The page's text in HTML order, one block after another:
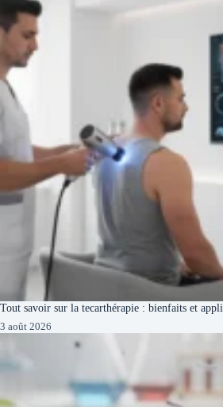
Tout savoir sur la tecarthérapie : bienfaits et
3 août 2026